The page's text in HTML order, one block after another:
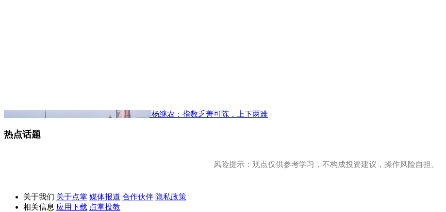
杨继农：指数乏善可陈，上下两难
热点话题
风险提示：观点仅供参考学习，不构成投资建议，操作风险自担。
关于我们 关于点掌 媒体报道 合作伙伴 隐私政策
相关信息 应用下载 点掌投教